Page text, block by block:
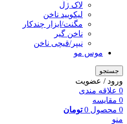
لاک ژل
لیکوييد ناخن
مگنت/ابزار چندکار
ناخن گیر
نیپر/قیچی ناخن
موس مو
جستجو
ورود / عضویت
0 علاقه مندی
0 مقایسه
0 محصول 0 تومان
منو